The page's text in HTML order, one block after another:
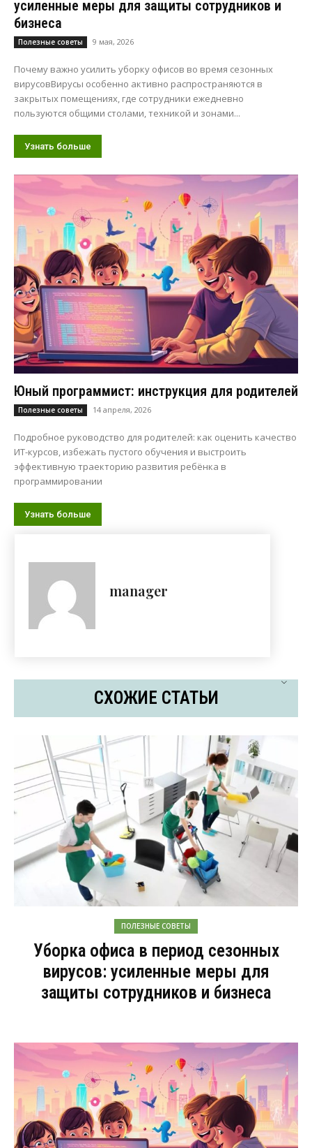
усиленные меры для защиты сотрудников и
бизнеса
Полезные советы 9 мая, 2026
Почему важно усилить уборку офисов во время сезонных
вирусовВирусы особенно активно распространяются в
закрытых помещениях, где сотрудники ежедневно
пользуются общими столами, техникой и зонами...
Узнать больше
Юный программист: инструкция для родителей
Полезные советы 14 апреля, 2026
Подробное руководство для родителей: как оценить качество
ИТ-курсов, избежать пустого обучения и выстроить
эффективную траекторию развития ребёнка в
программировании
Узнать больше
manager
СХОЖИЕ СТАТЬИ
ПОЛЕЗНЫЕ СОВЕТЫ
Уборка офиса в период сезонных
вирусов: усиленные меры для
защиты сотрудников и бизнеса